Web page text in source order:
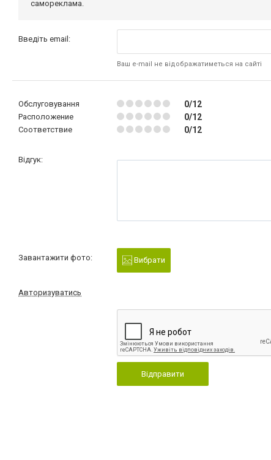
самореклама.
Введіть email:
Ваш e-mail не відображатиметься на сайті
Обслуговування 0/12
Расположение 0/12
Соответствие 0/12
Відгук:
Завантажити фото: Вибрати
Авторизуватись
Відправити